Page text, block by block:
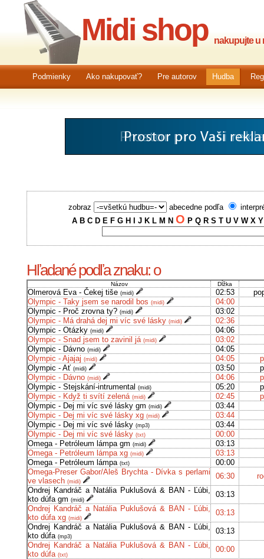
Midi shop nakupujte u
Podmienky Ako nakupovať? Pre autorov Hudba
zobraz abecedne podľa
A B C D E F G H J K L M N O P Q R S T U V W X Y
Hľadané podľa znaku: o
Názov Dĺžka
Olmerová Eva - Čekej tiše (midi) 02:53
Olympic - Taky jsem se narodil bos (midi)
04:00
Olympic - Proč zrovna ty? (midi)
03:02
Olympic - Má drahá dej mi víc své lásky (midi)
02:36
Olympic - Otázky (midi)
04:06
Olympic - Snad jsem to zavinil já (midi)
03:02
Olympic - Dávno (midi)
04:05
Olympic - Ajajaj (midi) 04:05
Olympic - Ať (midi) 03:50
Olympic - Dávno (midi) 04:06
Olympic - Stejskání-intrumental (midi) 05:20
Olympic - Když ti svítí zelená (midi) 02:45
Olympic - Dej mi víc své lásky gm (midi)
03:44
Olympic - Dej mi víc své lásky xg (midi)
03:44
Olympic - Dej mi víc své lásky (mp3)
03:44
Olympic - Dej mi víc své lásky (txt)
00:00
Omega - Petróleum lámpa gm (midi)
03:13
Omega - Petróleum lámpa xg (midi)
03:13
Omega - Petróleum lámpa (txt)
00:00
Omega-Preser Gabor/Aleš Brychta - Dívka s perlami
ve vlasech (midi)
06:30
Ondrej Kandráč a Natália Puklušová & BAN - Ľúbi,
kto dúfa gm (midi)
03:13
Ondrej Kandráč a Natália Puklušová & BAN - Ľúbi,
kto dúfa xg (midi)
03:13
Ondrej Kandráč a Natália Puklušová & BAN - Ľúbi,
kto dúfa (mp3)
03:13
Ondrej Kandráč a Natália Puklušová & BAN - Ľúbi,
kto dúfa (txt)
00:00